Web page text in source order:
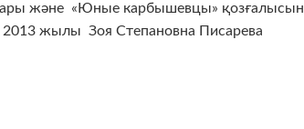
және «Юные карбышевцы» қозғалысын
жылы Зоя Степановна Писарева